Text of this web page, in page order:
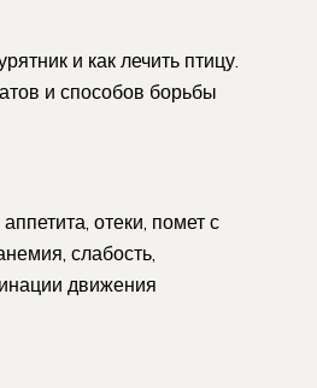
и как лечить птицу.
и способов борьбы
отеки, помет с
слабость,
движения